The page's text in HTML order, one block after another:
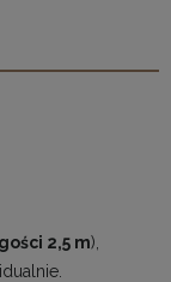
2,5 m),